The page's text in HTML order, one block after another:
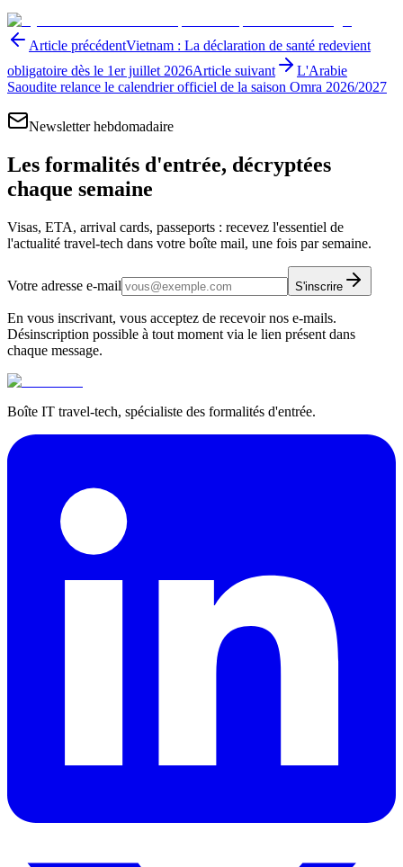
Article précédentVietnam : La déclaration de santé redevient
obligatoire dès le 1er juillet 2026Article suivant
L'Arabie
Saoudite relance le calendrier officiel de la saison Omra 2026/2027
Newsletter hebdomadaire
Les formalités d'entrée, décryptées
chaque semaine
Visas, ETA, arrival cards, passeports : recevez l'essentiel de
l'actualité travel-tech dans votre boîte mail, une fois par semaine.
Votre adresse e-mail S'inscrire
En vous inscrivant, vous acceptez de recevoir nos e-mails.
Désinscription possible à tout moment via le lien présent dans
chaque message.
Boîte IT travel-tech, spécialiste des formalités d'entrée.